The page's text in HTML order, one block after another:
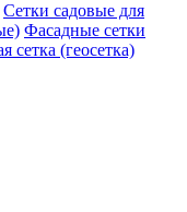
Сетки садовые для
Фасадные сетки
сетка (геосетка)